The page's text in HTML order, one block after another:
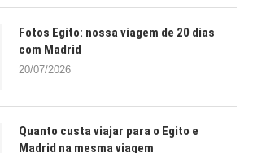
Fotos Egito: nossa viagem de 20 dias
com Madrid
20/07/2026
Quanto custa viajar para o Egito e
Madrid na mesma viagem